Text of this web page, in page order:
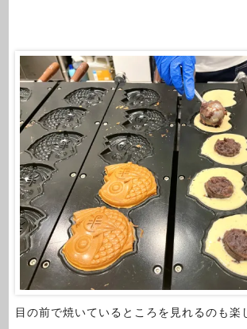
目の前で焼いているところを見れるのも楽